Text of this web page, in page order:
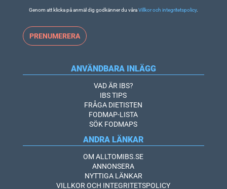
Genom att klicka på anmäl dig godkänner du våraVillkor och integritetspolicy.
ANVÄNDBARA INLÄGG
VAD ÄR IBS?
IBS TIPS
FRÅGA DIETISTEN
FODMAP-LISTA
SÖK FODMAPS
ANDRA LÄNKAR
OM ALLTOMIBS.SE
ANNONSERA
NYTTIGA LÄNKAR
VILLKOR OCH INTEGRITETSPOLICY